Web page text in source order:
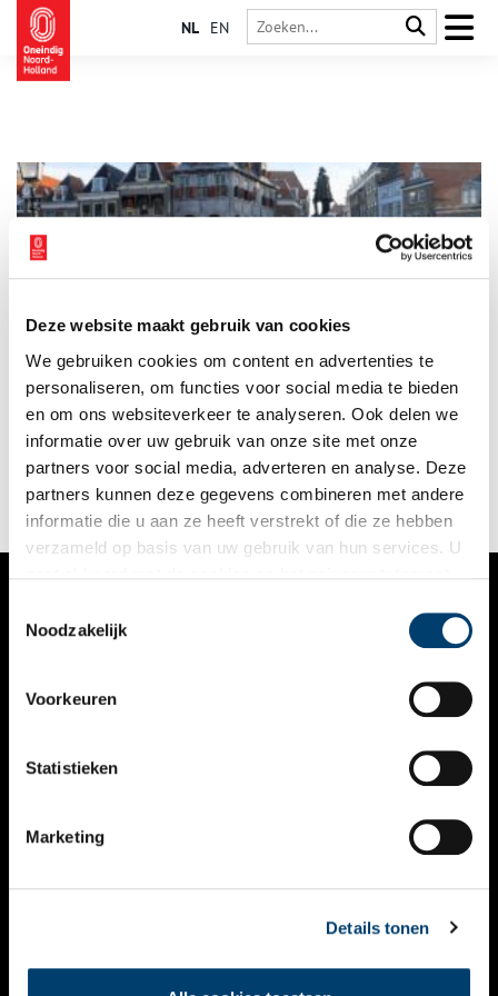
Deze website maakt gebruik van cookies
We gebruiken cookies om content en advertenties te
personaliseren, om functies voor social media te bieden
en om ons websiteverkeer te analyseren. Ook delen we
informatie over uw gebruik van onze site met onze
partners voor social media, adverteren en analyse. Deze
partners kunnen deze gegevens combineren met andere
informatie die u aan ze heeft verstrekt of die ze hebben
verzameld op basis van uw gebruik van hun services. U
Noodzakelijk
Voorkeuren
Statistieken
Marketing
Details tonen
NL EN
Welke plaats vind jij het meest kenmerkend voor Noord-
Holland? ‘Mijn Plek is de Roode Steen.’ Tineke Blok neemt ons
mee naar het plein in het hart van Hoorn. ‘Hier,’ zegt ze, ‘voel je
te midden van gebouwen uit de VOC-tijd, je een nietige
schakel in een reeks van eeuwen.’ Dit plein met een enigszins
lugubere naam staat voor haar centraal in de geschiedenis van
dit deel van Noord-Holland.
VERHALEN
KALENDER
THEMA’S
VIDEO’S
CONTACT